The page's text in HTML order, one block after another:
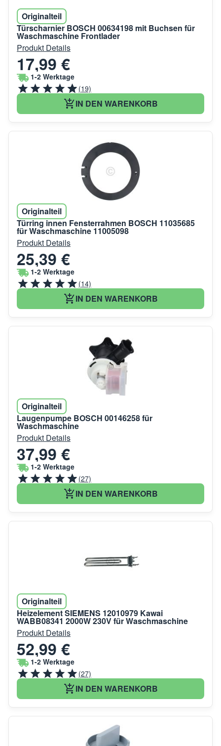
Originalteil
Türscharnier BOSCH 00634198 mit Buchsen für
Waschmaschine Frontlader
Produkt Details
17,99 €
1-2 Werktage
(19)
IN DEN WARENKORB
Originalteil
Türring innen Fensterrahmen BOSCH 11035685
für Waschmaschine 11005098
Produkt Details
25,39 €
1-2 Werktage
(14)
IN DEN WARENKORB
Originalteil
Laugenpumpe BOSCH 00146258 für
Waschmaschine
Produkt Details
37,99 €
1-2 Werktage
(27)
IN DEN WARENKORB
Originalteil
Heizelement SIEMENS 12010979 Kawai
WABB08341 2000W 230V für Waschmaschine
Produkt Details
52,99 €
1-2 Werktage
(27)
IN DEN WARENKORB